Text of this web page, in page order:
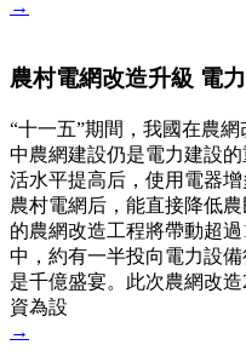
→
農村電網改造升級 電
“十一五”期間，我國在農
中農網建設仍是電力建設
活水平提高后，使用電器
農村電網后，能直接降低
的農網改造工程將帶動超
中，約有一半投向電力設
是千億盛宴。此次農網改
資為設
→